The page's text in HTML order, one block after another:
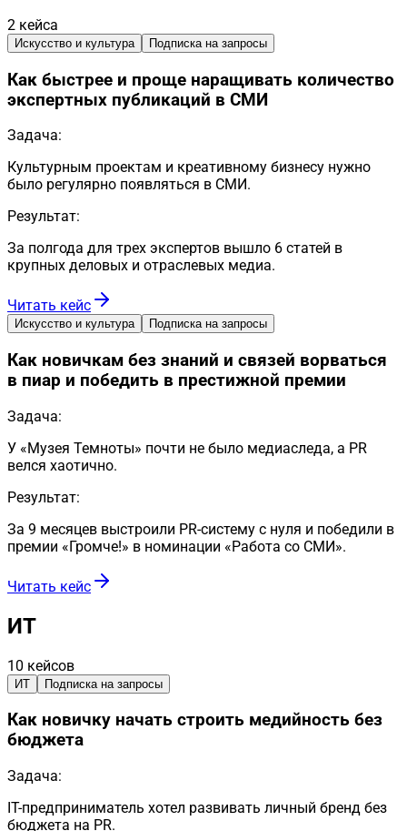
2 кейса
Искусство и культура Подписка на запросы
Как быстрее и проще наращивать количество
экспертных публикаций в СМИ
Задача:
Культурным проектам и креативному бизнесу нужно
было регулярно появляться в СМИ.
Результат:
За полгода для трех экспертов вышло 6 статей в
крупных деловых и отраслевых медиа.
Читать кейс
Искусство и культура Подписка на запросы
Как новичкам без знаний и связей ворваться
в пиар и победить в престижной премии
Задача:
У «Музея Темноты» почти не было медиаследа, а PR
велся хаотично.
Результат:
За 9 месяцев выстроили PR-систему с нуля и победили в
премии «Громче!» в номинации «Работа со СМИ».
Читать кейс
ИТ
10 кейсов
ИТ Подписка на запросы
Как новичку начать строить медийность без
бюджета
Задача:
IT-предприниматель хотел развивать личный бренд без
бюджета на PR.